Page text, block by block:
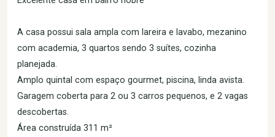
A casa possui sala ampla com lareira e lavabo, mezanino
com academia, 3 quartos sendo 3 suítes, cozinha
planejada.
Amplo quintal com espaço gourmet, piscina, linda avista.
Garagem coberta para 2 ou 3 carros pequenos, e 2 vagas
descobertas.
Área construída 311 m²